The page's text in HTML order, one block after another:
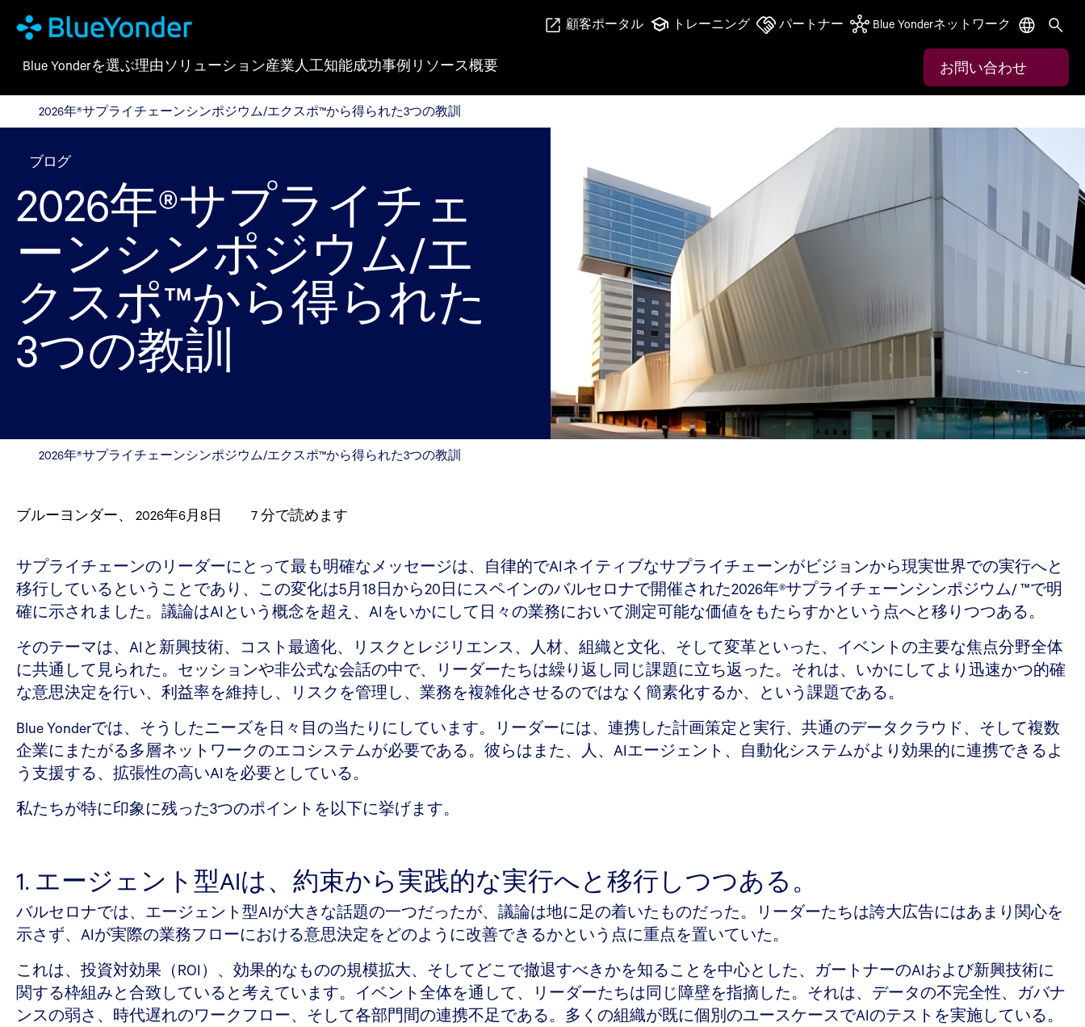
2026年®サプライチェーンシンポジウム/エクスポ™から得られた3つの教訓
顧客ポータル トレーニング パートナー Blue Yonderネットワーク
Blue Yonderを選ぶ理由ソリューション産業 人工知能成功事例 リソース概要 お問い合わせ
2026年®サプライチェーンシンポジウム/エクスポ™から得られた3つの教訓
ブログ
2026年®サプライチェ
ーンシンポジウム/エ
クスポ™から得られた
3つの教訓
2026年®サプライチェーンシンポジウム/エクスポ™から得られた3つの教訓
ブルーヨンダー、 2026年6月8日 7分で読めます
サプライチェーンのリーダーにとって最も明確なメッセージは、自律的でAIネイティブなサプライチェーンがビジョンから現実世界での実行へと
移行しているということであり、この変化は5月18日から20日にスペインのバルセロナで開催された2026年®サプライチェーンシンポジウム/ ™で明
確に示されました。議論はAIという概念を超え、AIをいかにして日々の業務において測定可能な価値をもたらすかという点へと移りつつある。
そのテーマは、AIと新興技術、コスト最適化、リスクとレジリエンス、人材、組織と文化、そして変革といった、イベントの主要な焦点分野全体
に共通して見られた。セッションや非公式な会話の中で、リーダーたちは繰り返し同じ課題に立ち返った。それは、いかにしてより迅速かつ的確
な意思決定を行い、利益率を維持し、リスクを管理し、業務を複雑化させるのではなく簡素化するか、という課題である。
Blue Yonderでは、そうしたニーズを日々目の当たりにしています。リーダーには、連携した計画策定と実行、共通のデータクラウド、そして複数
企業にまたがる多層ネットワークのエコシステムが必要である。彼らはまた、人、AIエージェント、自動化システムがより効果的に連携できるよ
う支援する、拡張性の高いAIを必要としている。
私たちが特に印象に残った3つのポイントを以下に挙げます。
1. エージェント型AIは、約束から実践的な実行へと移行しつつある。
バルセロナでは、エージェント型AIが大きな話題の一つだったが、議論は地に足の着いたものだった。リーダーたちは誇大広告にはあまり関心を
示さず、AIが実際の業務フローにおける意思決定をどのように改善できるかという点に重点を置いていた。
これは、投資対効果（ROI）、効果的なものの規模拡大、そしてどこで撤退すべきかを知ることを中心とした、ガートナーのAIおよび新興技術に
関する枠組みと合致していると考えています。イベント全体を通して、リーダーたちは同じ障壁を指摘した。それは、データの不完全性、ガバナ
ンスの弱さ、時代遅れのワークフロー、そして各部門間の連携不足である。多くの組織が既に個別のユースケースでAIのテストを実施している。